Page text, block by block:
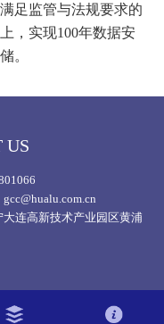
足监管与法规要求的
，实现100年数据安
。
US
连高新技术产业园区黄浦